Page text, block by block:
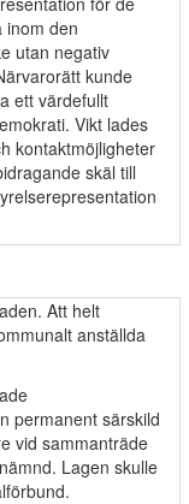
inom den
utan negativ
kunde
ett värdefullt
Vikt lades
kontaktmöjligheter
skäl till
Att helt
anställda
permanent särskild
vid sammanträde
Lagen skulle